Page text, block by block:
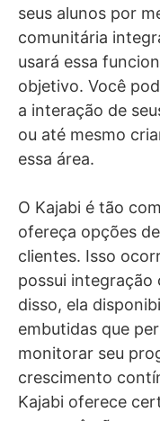
seus alunos por
comunitária
usará essa
objetivo. Você
a interação de
ou até mesmo
essa área.
O Kajabi é tão
ofereça opções
clientes. Isso
possui integração
disso, ela
embutidas que
monitorar seu
crescimento
Kajabi oferece